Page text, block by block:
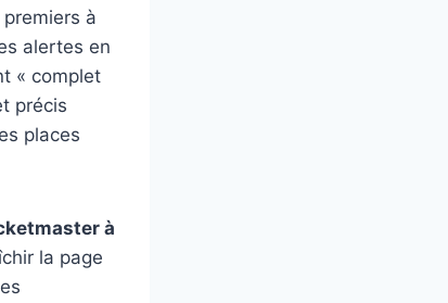
à
alertes en
« complet
précis
places
à
la page